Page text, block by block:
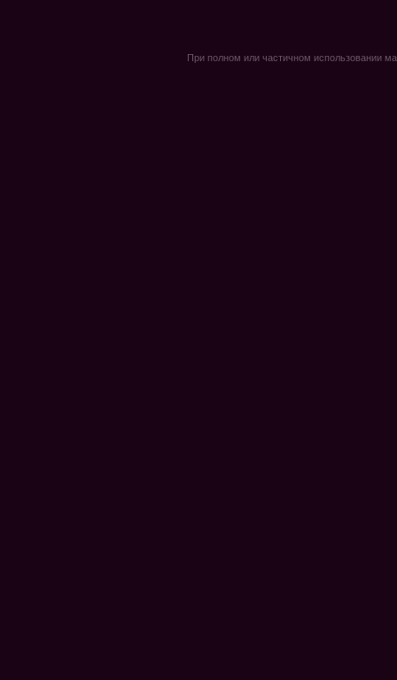
При полном или частичном использовании